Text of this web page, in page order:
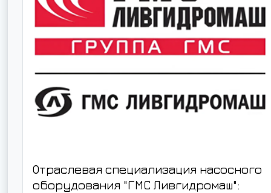
Отраслевая специализация насосного
оборудования "ГМС Ливгидромаш":